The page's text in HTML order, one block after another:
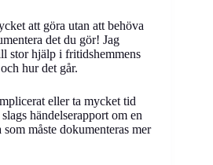
att göra utan att behöva
det du gör! Jag
stor hjälp i fritidshemmens
hur det går.
eller ta mycket tid
händelserapport om en
måste dokumenteras mer